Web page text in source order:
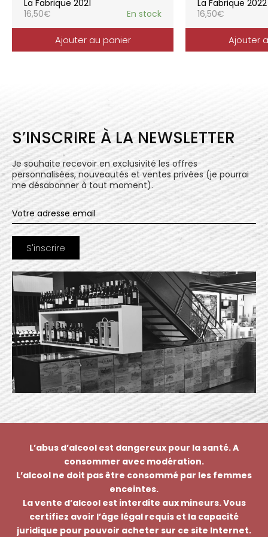
La Fabrique 2021
16,50€ En stock
Ajouter au panier
La Fabrique 2022
16,50€
Ajouter
S’INSCRIRE À LA NEWSLETTER
Je souhaite recevoir en exclusivité les offres
personnalisées, nouveautés et ventes privées (je pourrai
me désabonner à tout moment).
L’abus d’alcool est dangereux pour la santé. A
consommer avec modération.
L’alcool ne doit pas être consommé par les femmes
enceintes.
La vente d’alcool est interdite aux mineurs. Vous
certifiez avoir l’âge légal requis et la capacité
juridique pour pouvoir acheter sur ce site Internet.